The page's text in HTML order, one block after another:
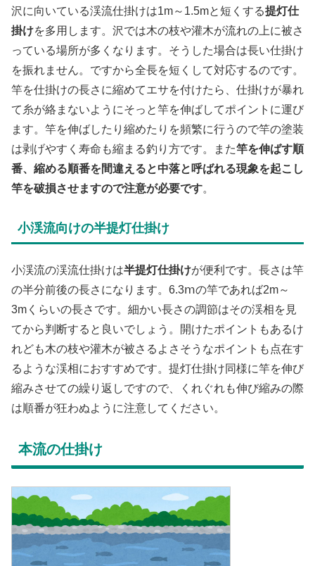
沢に向いている渓流仕掛けは1m～1.5mと短くする提灯仕
掛けを多用します。沢では木の枝や灌木が流れの上に被さ
っている場所が多くなります。そうした場合は長い仕掛け
を振れません。ですから全長を短くして対応するのです。
竿を仕掛けの長さに縮めてエサを付けたら、仕掛けが暴れ
て糸が絡まないようにそっと竿を伸ばしてポイントに運び
ます。竿を伸ばしたり縮めたりを頻繁に行うので竿の塗装
は剥げやすく寿命も縮まる釣り方です。また竿を伸ばす順
番、縮める順番を間違えると中落と呼ばれる現象を起こし
竿を破損させますので注意が必要です。
小渓流向けの半提灯仕掛け
小渓流の渓流仕掛けは半提灯仕掛けが便利です。長さは竿
の半分前後の長さになります。6.3ⅿの竿であれば2m～
3mくらいの長さです。細かい長さの調節はその渓相を見
てから判断すると良いでしょう。開けたポイントもあるけ
れども木の枝や灌木が被さるよさそうなポイントも点在す
るような渓相におすすめです。提灯仕掛け同様に竿を伸び
縮みさせての繰り返しですので、くれぐれも伸び縮みの際
は順番が狂わぬように注意してください。
本流の仕掛け